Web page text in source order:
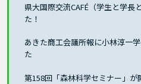
県大国際交流CAFÉ（学生と学長
た！
あきた商工会議所報に小林淳一
た
第158回「森林科学セミナー」が